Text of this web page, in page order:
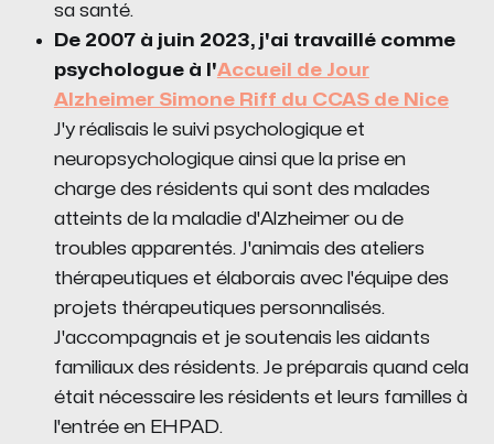
sa santé.
De 2007 à juin 2023, j'ai travaillé comme
psychologue à l'Accueil de Jour
Alzheimer Simone Riff du CCAS de Nice
J'y réalisais le suivi psychologique et
neuropsychologique ainsi que la prise en
charge des résidents qui sont des malades
atteints de la maladie d'Alzheimer ou de
troubles apparentés. J'animais des ateliers
thérapeutiques et élaborais avec l'équipe des
projets thérapeutiques personnalisés.
J'accompagnais et je soutenais les aidants
familiaux des résidents. Je préparais quand cela
était nécessaire les résidents et leurs familles à
l'entrée en EHPAD.